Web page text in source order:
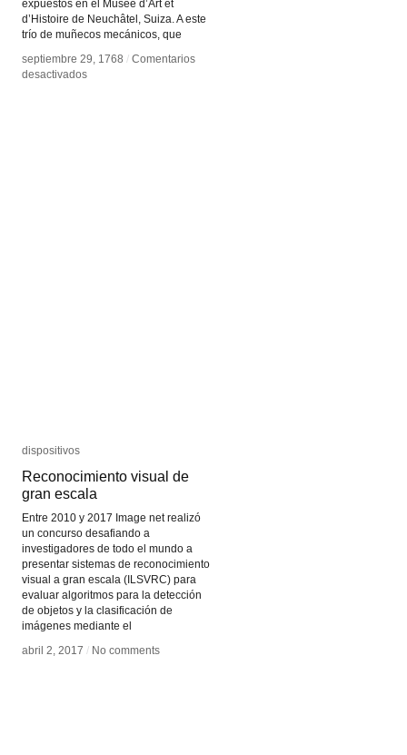
expuestos en el Musée d’Art et
d’Histoire de Neuchâtel, Suiza. A este
trío de muñecos mecánicos, que
septiembre 29, 1768 / Comentarios
desactivadosen
septiembre 29, 1768 / Comentarios
desactivadosen
dispositivos
Reconocimiento visual de
gran escala
Entre 2010 y 2017 Image net realizó
un concurso desafiando a
investigadores de todo el mundo a
presentar sistemas de reconocimiento
visual a gran escala (ILSVRC) para
evaluar algoritmos para la detección
de objetos y la clasificación de
imágenes mediante el
abril 2, 2017 / No comments
dispositivos
Reconocimiento visual de
gran escala
abril 2, 2017 / No comments